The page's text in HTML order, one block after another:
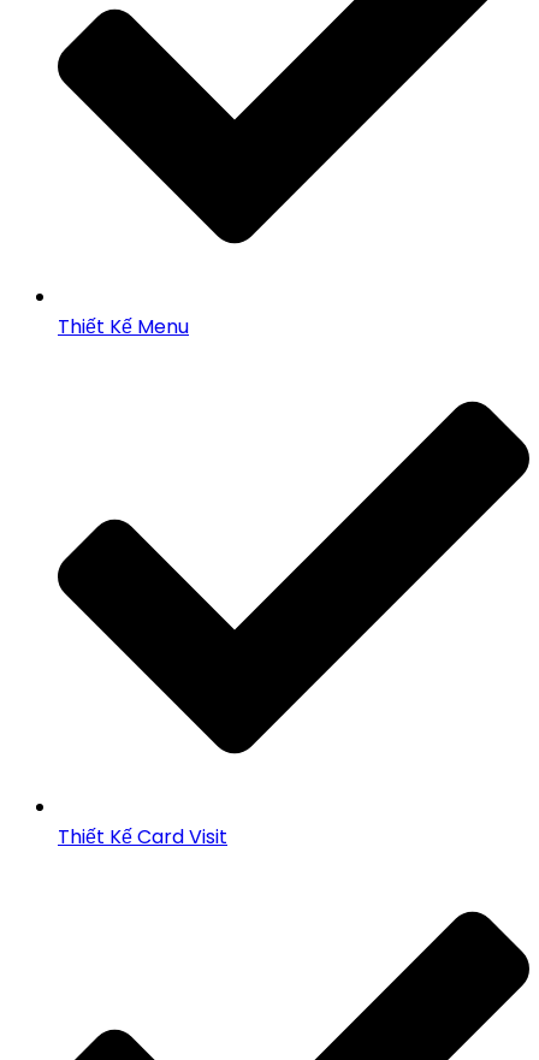
Thiết Kế Menu
Thiết Kế Card Visit